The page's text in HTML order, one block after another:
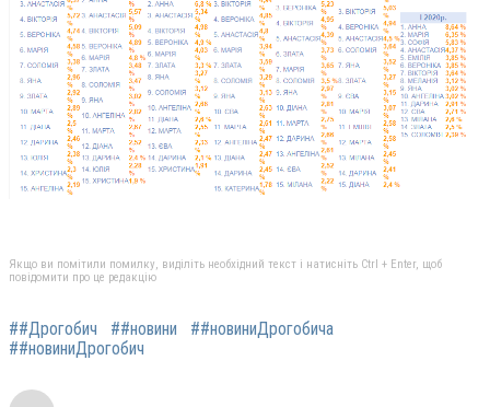
Якщо ви помітили помилку, виділіть необхідний текст і натисніть Ctrl + Enter, щоб
повідомити про це редакцію
##Дрогобич ##новини
##новиниДрогобича
##новиниДрогобич